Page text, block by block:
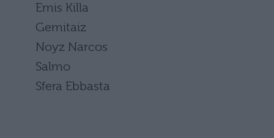
Emis Killa
Gemitaiz
Noyz Narcos
Salmo
Sfera Ebbasta